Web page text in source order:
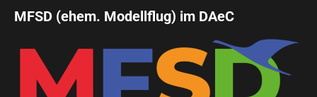
MFSD (ehem. Modellflug) im DAeC